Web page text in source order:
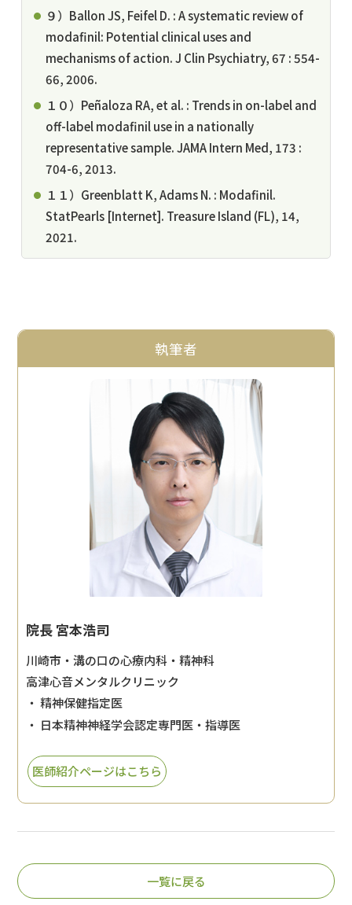
９）Ballon JS, Feifel D. : A systematic review of
modafinil: Potential clinical uses and
mechanisms of action. J Clin Psychiatry, 67 : 554-
66, 2006.
１０）Peñaloza RA, et al. : Trends in on-label and
off-label modafinil use in a nationally
representative sample. JAMA Intern Med, 173 :
704-6, 2013.
１１）Greenblatt K, Adams N. : Modafinil.
StatPearls [Internet]. Treasure Island (FL), 14,
2021.
執筆者
院長 宮本浩司
川崎市・溝の口の心療内科・精神科
高津心音メンタルクリニック
・ 精神保健指定医
・ 日本精神神経学会認定専門医・指導医
医師紹介ページはこちら
一覧に戻る